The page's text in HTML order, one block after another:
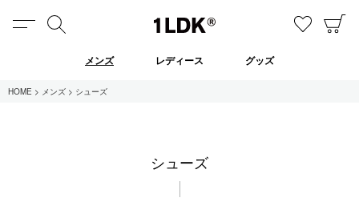
MENU お気に
メンズ レディース グッズ
HOME メンズ シューズ
シューズ